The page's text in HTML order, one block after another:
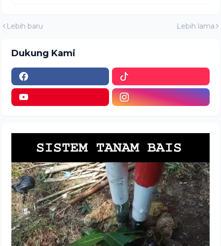
Lebih baru Lebih lama
Dukung Kami